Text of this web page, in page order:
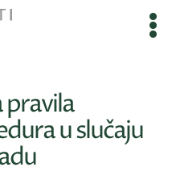
pravila
u slučaju